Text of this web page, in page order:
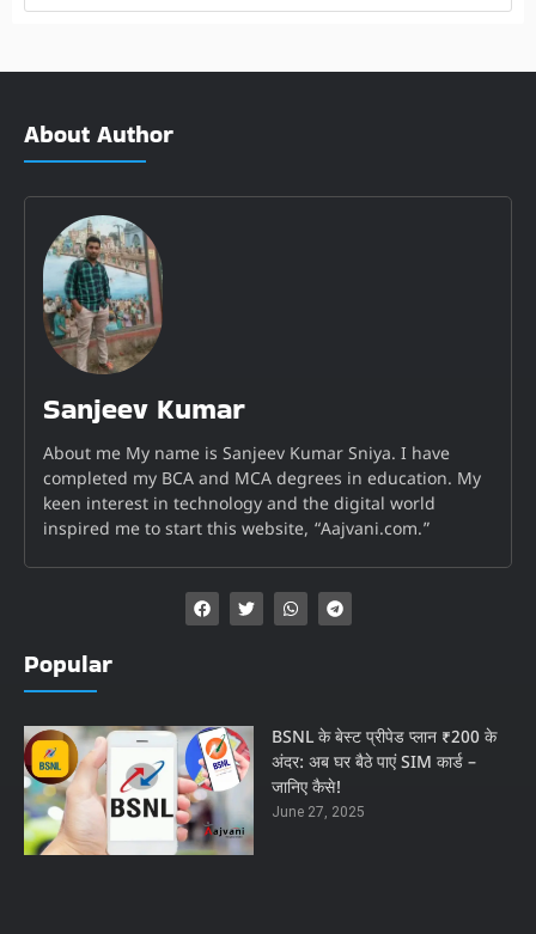
About Author
Sanjeev Kumar
About me My name is Sanjeev Kumar Sniya. I have
completed my BCA and MCA degrees in education. My
keen interest in technology and the digital world
inspired me to start this website, “Aajvani.com.”
Popular
BSNL के बेस्ट प्रीपेड प्लान ₹200 के
अंदर: अब घर बैठे पाएं SIM कार्ड –
जानिए कैसे!
June 27, 2025